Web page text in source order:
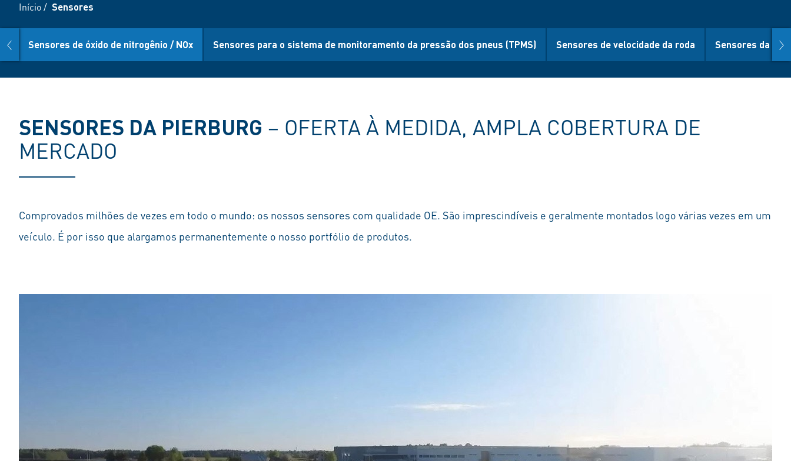
Início/ Sensores
prev Sensores de óxido de nitrogênio / NOx Sensores para o sistema de monitoramento da pressão dos pneus (TPMS) Sensores de velocidade da roda Sensores da
SENSORES DA PIERBURG – OFERTA À MEDIDA, AMPLA COBERTURA DE
MERCADO
Comprovados milhões de vezes em todo o mundo: os nossos sensores com qualidade OE. São imprescindíveis e geralmente montados logo várias vezes em um
veículo. É por isso que alargamos permanentemente o nosso portfólio de produtos.